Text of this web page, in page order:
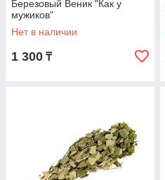
Березовый Веник "Как у
мужиков"
Нет в наличии
1 300 ₸